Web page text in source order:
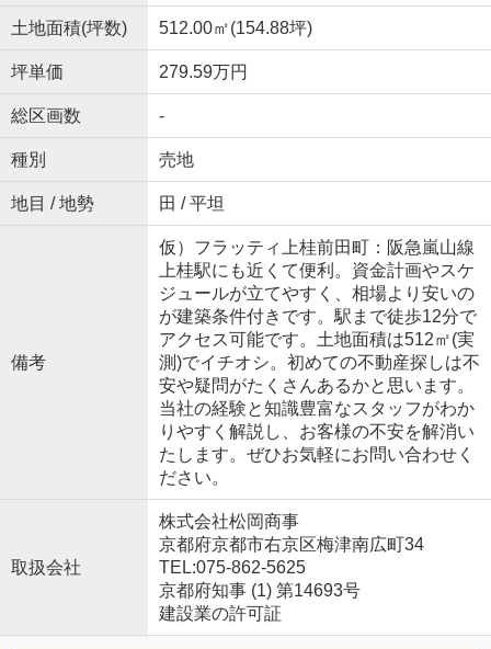
土地面積(坪数) 512.00㎡(154.88坪)
坪単価 279.59万円
総区画数 -
種別 売地
地目 / 地勢 田 / 平坦
備考
仮）フラッティ上桂前田町：阪急嵐山線
上桂駅にも近くて便利。資金計画やスケ
ジュールが立てやすく、相場より安いの
が建築条件付きです。駅まで徒歩12分で
アクセス可能です。土地面積は512㎡(実
測)でイチオシ。初めての不動産探しは不
安や疑問がたくさんあるかと思います。
当社の経験と知識豊富なスタッフがわか
りやすく解説し、お客様の不安を解消い
たします。ぜひお気軽にお問い合わせく
ださい。
取扱会社
株式会社松岡商事
京都府京都市右京区梅津南広町34
TEL:075-862-5625
京都府知事 (1) 第14693号
建設業の許可証